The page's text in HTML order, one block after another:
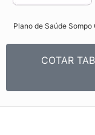
Plano de Saúde Sompo
COTAR